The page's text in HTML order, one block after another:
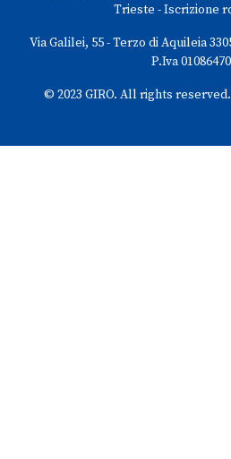
Trieste - Iscrizione
Via Galilei, 55 - Terzo di Aquileia
P.Iva
© 2023 GIRO. All rights